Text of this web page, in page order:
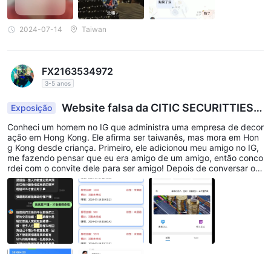
2024-07-14 Taiwan
FX2163534972
3-5 anos
Exposição
Website falsa da CITIC SECURITTIES, l
ink falso! ! !
Conheci um homem no IG que administra uma empresa de decor
ação em Hong Kong. Ele afirma ser taiwanês, mas mora em Hon
g Kong desde criança. Primeiro, ele adicionou meu amigo no IG,
me fazendo pensar que eu era amigo de um amigo, então conco
rdei com o convite dele para ser amigo! Depois de conversar onli
ne por um tempo, ele começou a mencionar o assunto de investi
mento! Primeiro foram ações e depois câmbio estrangeiro. Ele di
sse que tinha informações privilegiadas no banco e seu julgame
nto profissional, e que poderia obter 95% de lucro. No começo,
eu estava duvidoso e só fiz um pequeno depósito e segui a orde
m. Após algumas operações, fiz um pequeno saque de 500u. N
o dia seguinte, ele me pediu para perguntar ao serviço ao client
e se havia alguma atividade nova, e descobriu-se que realmente